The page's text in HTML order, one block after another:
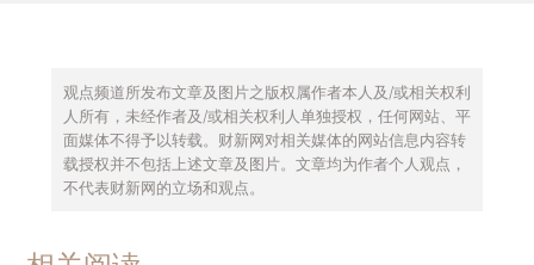
观点频道所发布文章及图片之版权属作者本人及/或相关权利
人所有，未经作者及/或相关权利人单独授权，任何网站、平
面媒体不得予以转载。财新网对相关媒体的网站信息内容转
载授权并不包括上述文章及图片。文章均为作者个人观点，
不代表财新网的立场和观点。